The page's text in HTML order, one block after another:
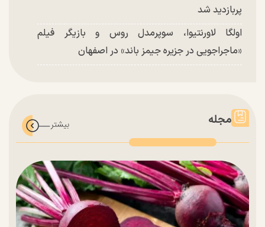
پربازدید شد
اولگا لاورنتیوا، سوپرمدل روس و بازیگر فیلم
«ماجراجویی در جزیره جیمز باند» در اصفهان
مجله